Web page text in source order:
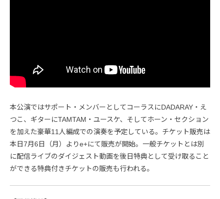
本公演ではサポート・メンバーとしてコーラスにDADARAY・え
つこ、ギターにTAMTAM・ユースケ、そしてホーン・セクション
を加えた豪華11人編成での演奏を予定している。チケット販売は
本日7月6日（月）よりe+にて販売が開始。一般チケットとは別
に配信ライブのダイジェスト動画を後日特典として受け取ること
ができる特典付きチケットの販売も行われる。